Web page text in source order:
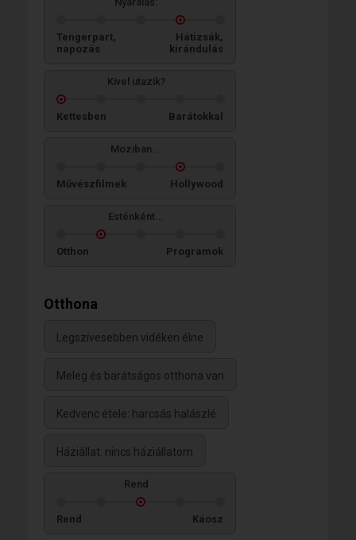
Tengerpart,
napozás
Hátizsák,
kirándulás
Kivel utazik?
Kettesben Barátokkal
Moziban...
Művészfilmek Hollywood
Esténként...
Otthon Programok
Otthona
Legszívesebben vidéken élne
Meleg és barátságos otthona van
Kedvenc étele: harcsás halászlé
Háziállat: nincs háziállatom
Rend
Rend Káosz